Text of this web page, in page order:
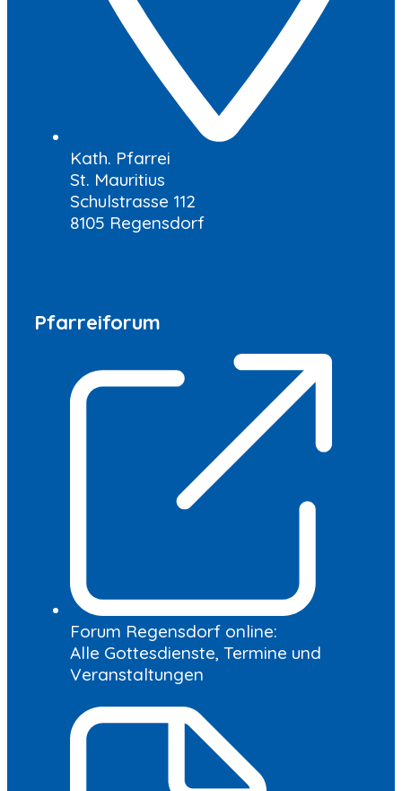
Kath. Pfarrei
St. Mauritius
Schulstrasse 112
8105 Regensdorf
Pfarreiforum
Forum Regensdorf online:
Alle Gottesdienste, Termine und
Veranstaltungen